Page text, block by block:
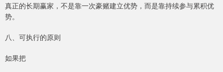
真正的长期赢家，不是靠一次豪赌建立优势，而是靠持续参与累积优
势。
八、可执行的原则
如果把